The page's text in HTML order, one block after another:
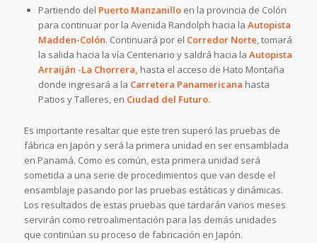
Partiendo del Puerto Manzanilloen la provincia de Colón
para continuar por la Avenida Randolph hacia la Autopista
Madden-Colón. Continuará por el Corredor Norte, tomará
la salida hacia la vía Centenario y saldrá hacia la Autopista
Arraiján -La Chorrera, hasta el acceso de Hato Montaña
donde ingresará a la Carretera Panamericana hasta
Patios y Talleres, en Ciudad del Futuro.
Es importante resaltar que este tren superó las pruebas de
fábrica en Japón y será la primera unidad en ser ensamblada
en Panamá. Como es común, esta primera unidad será
sometida a una serie de procedimientos que van desde el
ensamblaje pasando por las pruebas estáticas y dinámicas.
Los resultados de estas pruebas que tardarán varios meses
servirán como retroalimentación para las demás unidades
que continúan su proceso de fabricación en Japón.